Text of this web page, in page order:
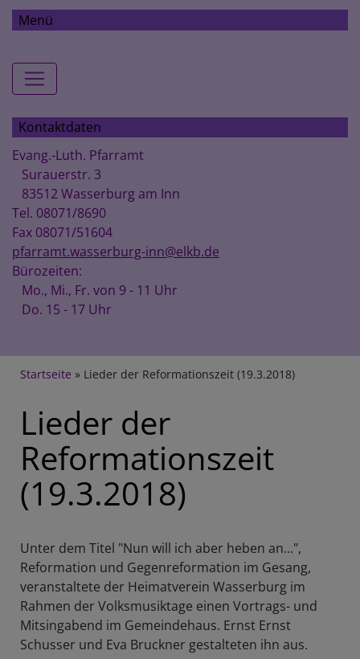
Menü
Hauptnavigation
Kontaktdaten
Evang.-Luth. Pfarramt
Surauerstr. 3
83512 Wasserburg am Inn
Tel. 08071/8690
Fax 08071/51604
pfarramt.wasserburg-inn@elkb.de
Bürozeiten:
Mo., Mi., Fr. von 9 - 11 Uhr
Do. 15 - 17 Uhr
Breadcrumb
Startseite Lieder der Reformationszeit (19.3.2018)
Lieder der
Reformationszeit
(19.3.2018)
Unter dem Titel "Nun will ich aber heben an...",
Reformation und Gegenreformation im Gesang,
veranstaltete der Heimatverein Wasserburg im
Rahmen der Volksmusiktage einen Vortrags- und
Mitsingabend im Gemeindehaus. Ernst Ernst
Schusser und Eva Bruckner gestalteten ihn aus.